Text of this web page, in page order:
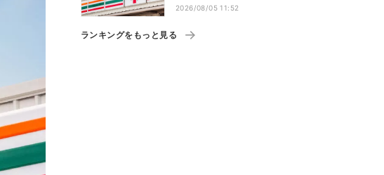
2026/08/05 11:52
ランキングをもっと見る